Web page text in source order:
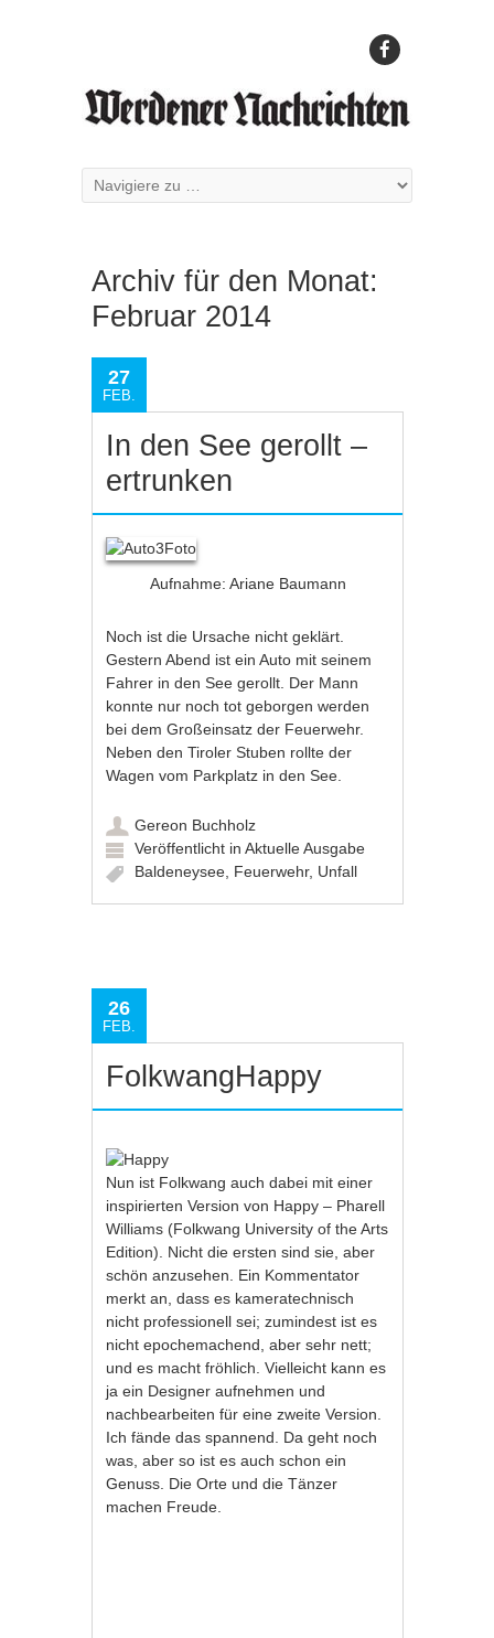
Archiv für den Monat:
Februar 2014
27
FEB.
In den See gerollt –
ertrunken
Aufnahme: Ariane Baumann
Noch ist die Ursache nicht geklärt.
Gestern Abend ist ein Auto mit seinem
Fahrer in den See gerollt. Der Mann
konnte nur noch tot geborgen werden
bei dem Großeinsatz der Feuerwehr.
Neben den Tiroler Stuben rollte der
Wagen vom Parkplatz in den See.
Gereon Buchholz
Veröffentlicht inAktuelle Ausgabe
Baldeneysee Feuerwehr, Unfall
26
FEB.
FolkwangHappy
Nun ist Folkwang auch dabei mit einer
inspirierten Version von Happy – Pharell
Williams (Folkwang University of the Arts
Edition). Nicht die ersten sind sie, aber
schön anzusehen. Ein Kommentator
merkt an, dass es kameratechnisch
nicht professionell sei; zumindest ist es
nicht epochemachend, aber sehr nett;
und es macht fröhlich. Vielleicht kann es
ja ein Designer aufnehmen und
nachbearbeiten für eine zweite Version.
Ich fände das spannend. Da geht noch
was, aber so ist es auch schon ein
Genuss. Die Orte und die Tänzer
machen Freude.